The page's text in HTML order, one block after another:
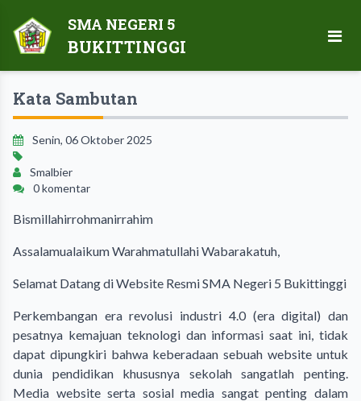
SMA NEGERI 5
BUKITTINGGI
Kata Sambutan
Senin, 06 Oktober 2025
Smalbier
0 komentar
Bismillahirrohmanirrahim
Assalamualaikum Warahmatullahi Wabarakatuh,
Selamat Datang di Website Resmi SMA Negeri 5 Bukittinggi
Perkembangan era revolusi industri 4.0 (era digital) dan
pesatnya kemajuan teknologi dan informasi saat ini, tidak
dapat dipungkiri bahwa keberadaan sebuah website untuk
dunia pendidikan khususnya sekolah sangatlah penting.
Media website serta sosial media sangat penting dalam